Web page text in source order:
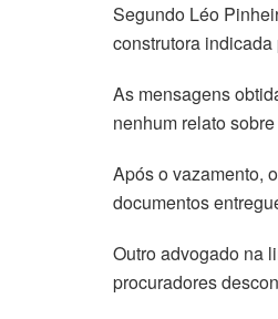
Segundo Léo
construtora
As mensagens
nenhum relato
Após o vazamento,
documentos
Outro advogado na
procuradores